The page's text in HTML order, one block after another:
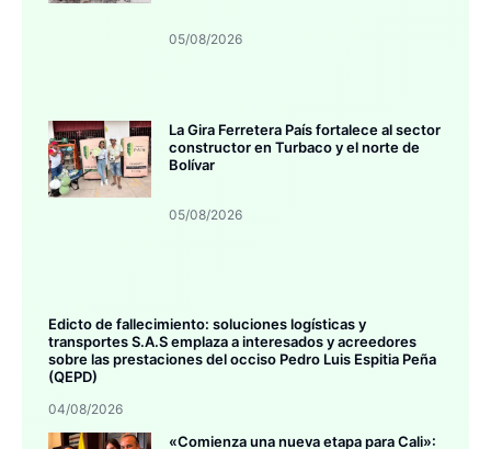
05/08/2026
La Gira Ferretera País fortalece al sector
constructor en Turbaco y el norte de
Bolívar
05/08/2026
Edicto de fallecimiento: soluciones logísticas y
transportes S.A.S emplaza a interesados y acreedores
sobre las prestaciones del occiso Pedro Luis Espitia Peña
(QEPD)
04/08/2026
«Comienza una nueva etapa para Cali»: